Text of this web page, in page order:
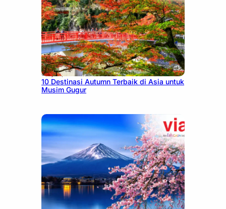
July 9, 2026
10 Destinasi Autumn Terbaik di Asia untuk
Musim Gugur